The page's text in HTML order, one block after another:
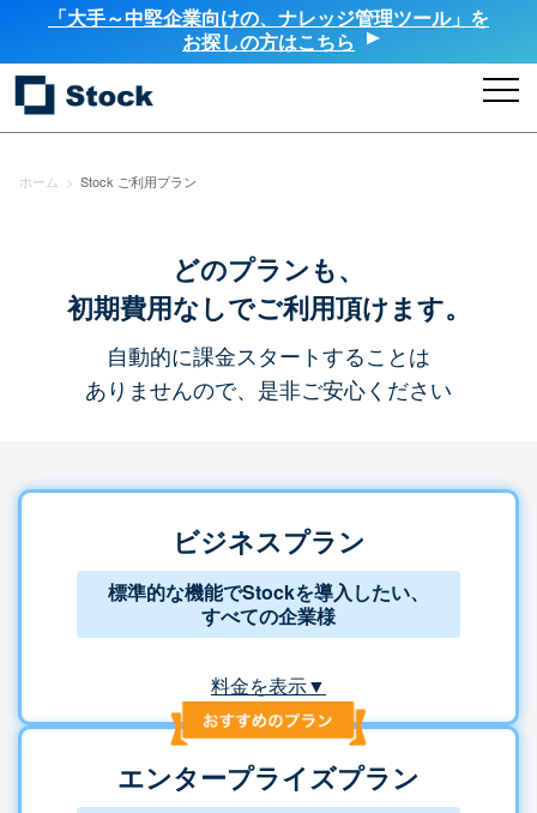
「大手～中堅企業向けの、ナレッジ管理ツール」を
お探しの方はこちら
ホーム > Stock ご利用プラン
どのプランも、
初期費用なしでご利用頂けます。
自動的に課金スタートすることは
ありませんので、是非ご安心ください
ビジネスプラン
標準的な機能でStockを導入したい、
すべての企業様
料金を表示▼
エンタープライズプラン